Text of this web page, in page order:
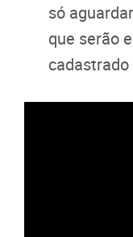
só
que serão